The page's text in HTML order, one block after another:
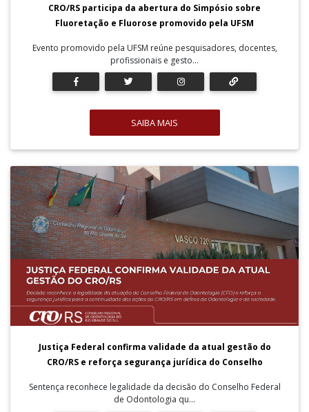
CRO/RS participa da abertura do Simpósio sobre
Fluoretação e Fluorose promovido pela UFSM
Evento promovido pela UFSM reúne pesquisadores, docentes,
profissionais e gesto...
SAIBA MAIS
Justiça Federal confirma validade da atual gestão do
CRO/RS e reforça segurança jurídica do Conselho
Sentença reconhece legalidade da decisão do Conselho Federal
de Odontologia qu...